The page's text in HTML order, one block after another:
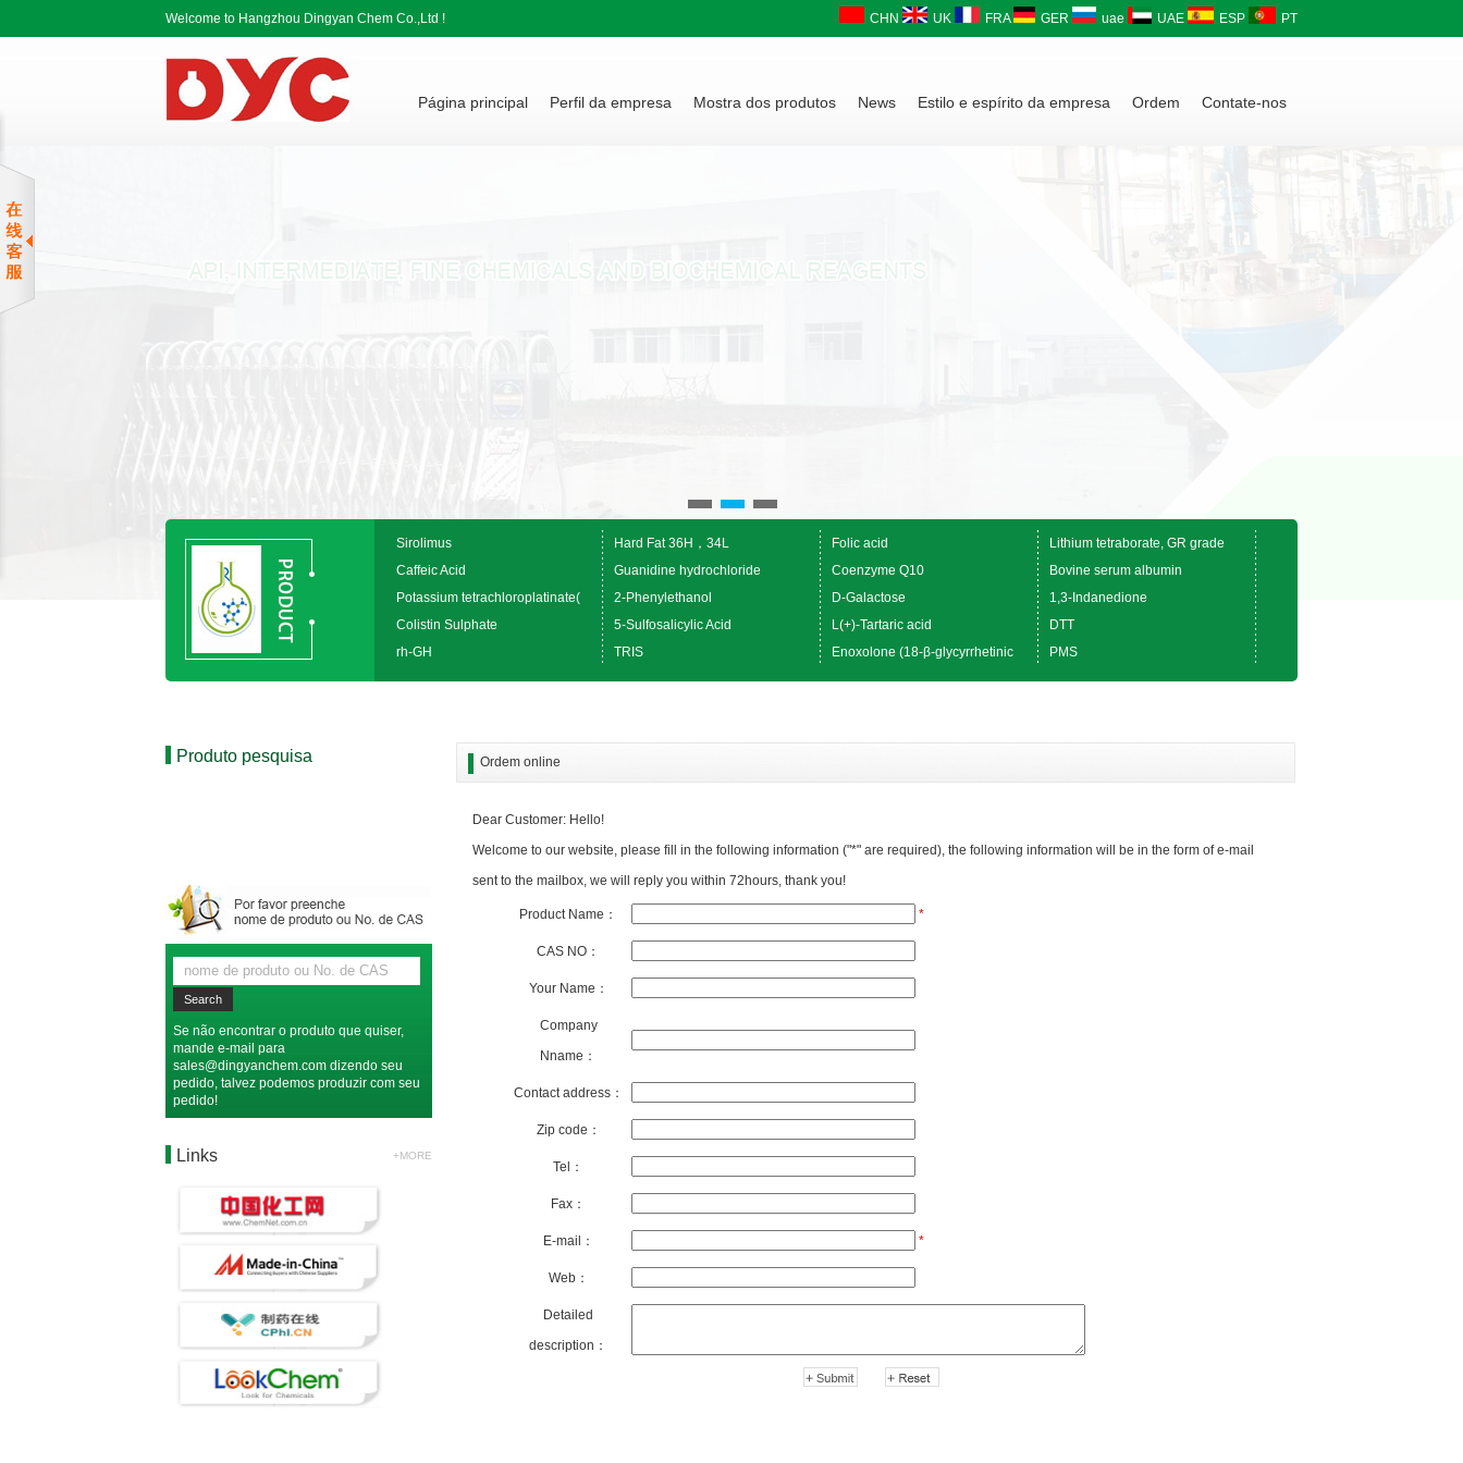
Welcome to Hangzhou Dingyan Chem Co.,Ltd ! CHN UK FRA GER uae UAE ESP PT
Página principal Perfil da empresa Mostra dos produtos News Estilo e espírito da empresa Ordem Contate-nos
Sirolimus Hard Fat 36H，34L Folic acid
Lithium tetraborate, GR grade
Caffeic Acid
Guanidine hydrochloride Coenzyme Q10
Bovine serum albumin
Potassium tetrachloroplatinate(
2-Phenylethanol D-Galactose
1,3-Indanedione
Colistin Sulphate
5-Sulfosalicylic Acid L(+)-Tartaric acid
DTT
rh-GH
TRIS Enoxolone (18-β-glycyrrhetinic PMS
Produto pesquisa
Se não encontrar o produto que quiser,
mande e-mail para
sales@dingyanchem.com dizendo seu
pedido, talvez podemos produzir com seu
pedido!
Links +MORE
Ordem online
Dear Customer: Hello!
Welcome to our website, please fill in the following information ("*" are required), the following information will be in the form of e-mail
sent to the mailbox, we will reply you within 72hours, thank you!
Product Name： *
CAS NO：
Your Name：
Company
Nname：
Contact address：
Zip code：
Tel：
Fax：
E-mail： *
Web：
Detailed
description：